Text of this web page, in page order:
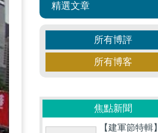
精選文章
所有博評
所有博客
焦點新聞
【建軍節特輯】